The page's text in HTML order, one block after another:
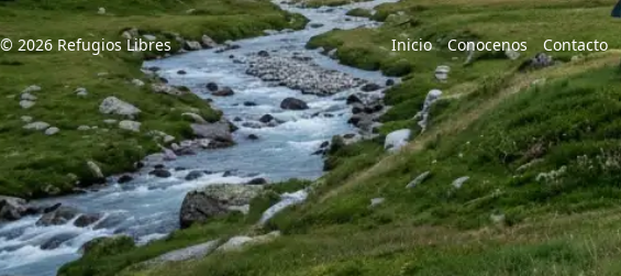
© 2026 Refugios Libres Inicio Conocenos Contacto